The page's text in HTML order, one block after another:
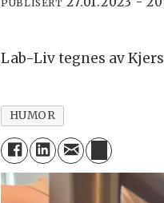
PUBLISERT
Lab-Liv tegnes av
HUMOR